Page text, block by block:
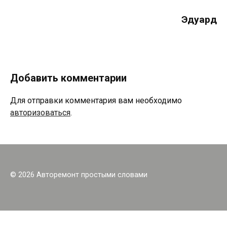
Эдуард
Добавить комментарии
Для отправки комментария вам необходимо
авторизоваться.
© 2026 Авторемонт простыми словами